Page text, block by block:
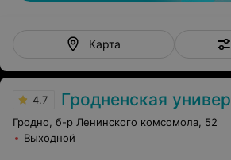
Карта
4.7 Гродненская университетская клиника
Гродно, б-р Ленинского комсомола, 52
Выходной